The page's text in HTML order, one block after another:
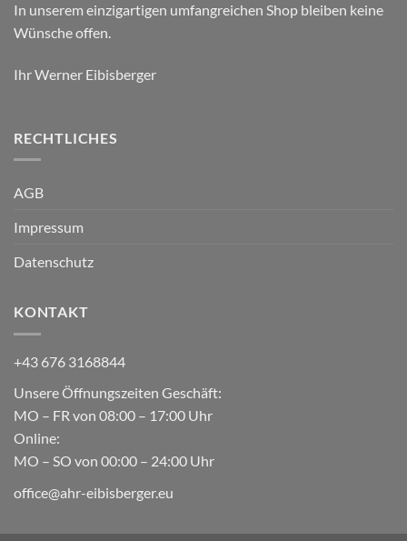
In unserem einzigartigen umfangreichen Shop bleiben keine
Wünsche offen.
Ihr Werner Eibisberger
RECHTLICHES
AGB
Impressum
Datenschutz
KONTAKT
+43 676 3168844
Unsere Öffnungszeiten Geschäft:
MO – FR von 08:00 – 17:00 Uhr
Online:
MO – SO von 00:00 – 24:00 Uhr
office@ahr-eibisberger.eu